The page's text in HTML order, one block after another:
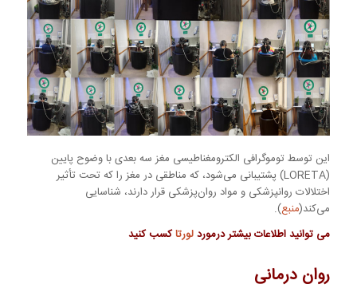
این توسط توموگرافی الکترومغناطیسی مغز سه بعدی با وضوح پایین
(LORETA) پشتیبانی می‌شود، که مناطقی در مغز را که تحت تأثیر
اختلالات روانپزشکی و مواد روان‌پزشکی قرار دارند، شناسایی
می‌کند(منبع).
می توانید اطلاعات بیشتر درمورد لورتاکسب کنید
روان درمانی